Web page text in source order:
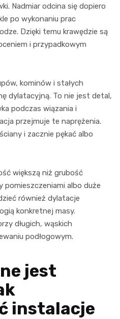
Nadmiar odcina się dopiero
po wykonaniu prac
Dzięki temu krawędzie są
i przypadkowym
kominów i stałych
dylatacyjną. To nie jest detal,
podczas wiązania i
przejmuje te naprężenia.
i zacznie pękać albo
większą niż grubość
pomieszczeniami albo duże
również dylatacje
konkretnej masy.
długich, wąskich
podłogowym.
jest
instalacje